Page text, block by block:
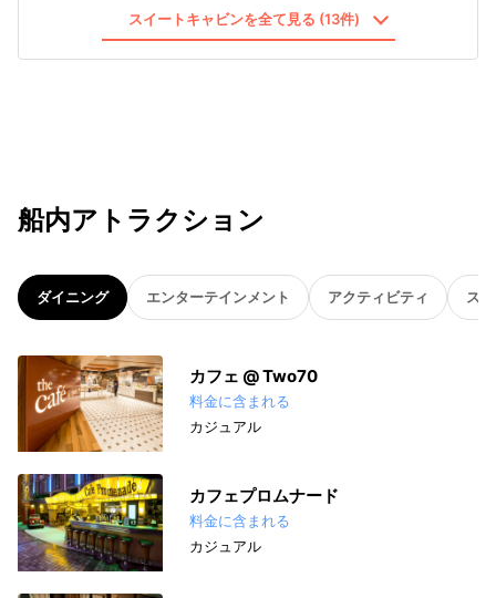
スイートキャビンを全て見る (13件)
船内アトラクション
ダイニング エンターテインメント アクティビティ ス
カフェ @ Two70
料金に含まれる
カジュアル
カフェプロムナード
料金に含まれる
カジュアル